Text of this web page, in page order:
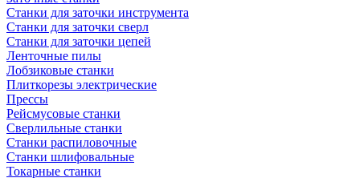
Станки для заточки инструмента
Станки для заточки сверл
Станки для заточки цепей
Ленточные пилы
Лобзиковые станки
Плиткорезы электрические
Прессы
Рейсмусовые станки
Сверлильные станки
Станки распиловочные
Станки шлифовальные
Токарные станки